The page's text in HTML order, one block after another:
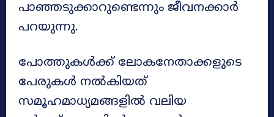
പാഞ്ഞടുക്കാറുണ്ടെന്നും ജീവനക്കാർ
പറയുന്നു.
പോത്തുകൾക്ക് ലോകനേതാക്കളുടെ
പേരുകൾ നൽകിയത്
സമൂഹമാധ്യമങ്ങളിൽ വലിയ